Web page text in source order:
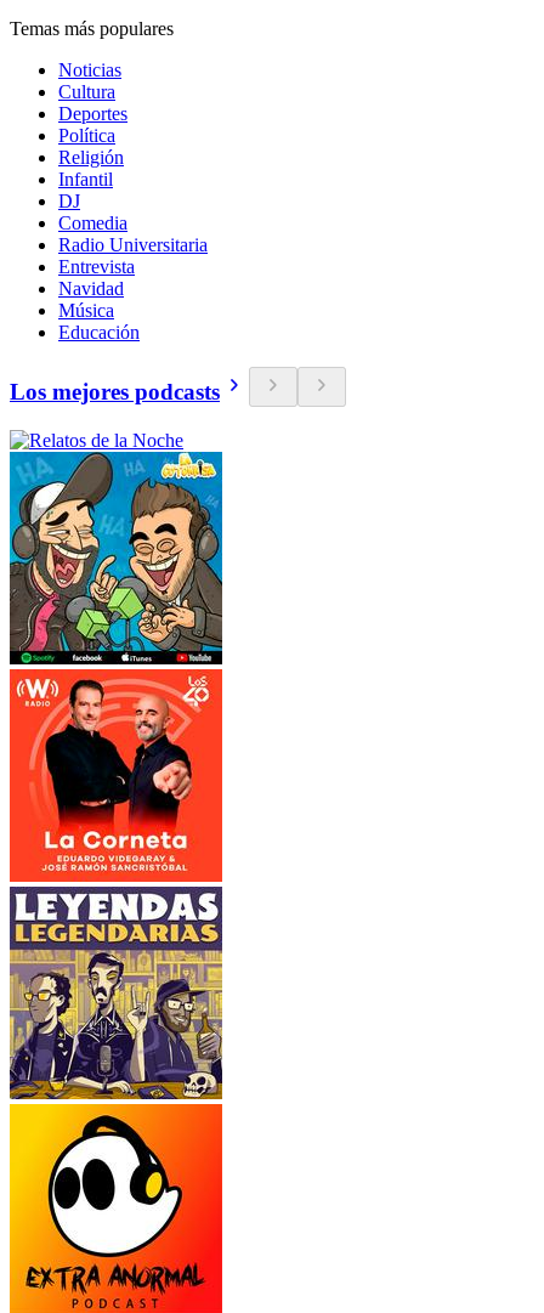
Temas más populares
Noticias
Cultura
Deportes
Política
Religión
Infantil
DJ
Comedia
Radio Universitaria
Entrevista
Navidad
Música
Educación
Los mejores podcasts